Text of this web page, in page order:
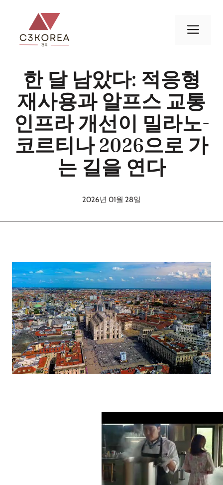
메
한 달 남았다: 적응형
재사용과 알프스 교통
인프라 개선이 밀라노-
코르티나 2026으로 가
는 길을 연다
2026년 01월 28일